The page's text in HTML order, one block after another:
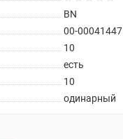
BN
00-00041447
10
есть
10
одинарный